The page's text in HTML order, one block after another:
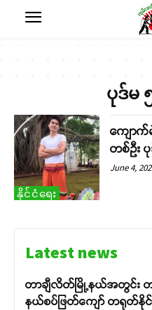
ပုဒ်မ
နိုင်ငံရေး
ကျော
တစ်ဦး ပု
June 4,
Latest news
တာချီလိတ်မြို့နယ်အတွင်း တ
နယ်စပ်ဖြတ်ကျော် တရုတ်နိုင်ငံ